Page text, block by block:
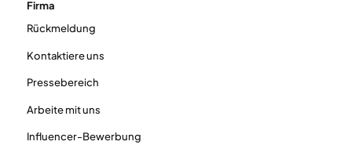
Firma
Rückmeldung
Kontaktiere uns
Pressebereich
Arbeite mit uns
Influencer-Bewerbung